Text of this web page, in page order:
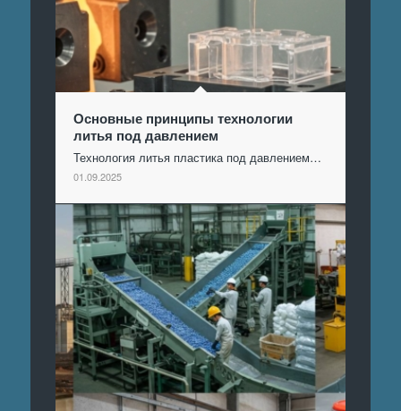
Основные принципы технологии
литья под давлением
Технология литья пластика под давлением…
01.09.2025